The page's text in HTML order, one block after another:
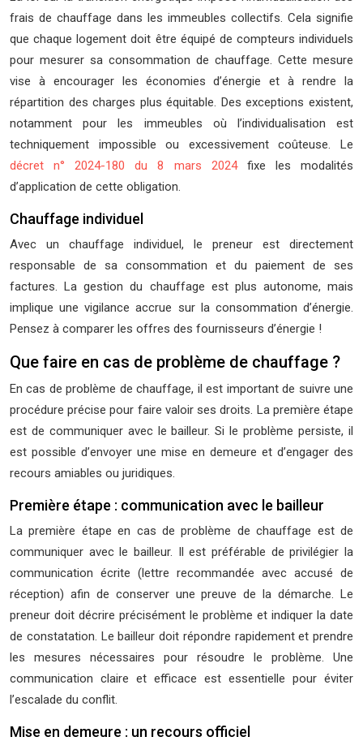
frais de chauffage dans les immeubles collectifs. Cela signifie
que chaque logement doit être équipé de compteurs individuels
pour mesurer sa consommation de chauffage. Cette mesure
vise à encourager les économies d’énergie et à rendre la
répartition des charges plus équitable. Des exceptions existent,
notamment pour les immeubles où l’individualisation est
techniquement impossible ou excessivement coûteuse. Le
décret n° 2024-180 du 8 mars 2024 fixe les modalités
d’application de cette obligation.
Chauffage individuel
Avec un chauffage individuel, le preneur est directement
responsable de sa consommation et du paiement de ses
factures. La gestion du chauffage est plus autonome, mais
implique une vigilance accrue sur la consommation d’énergie.
Pensez à comparer les offres des fournisseurs d’énergie !
Que faire en cas de problème de chauffage ?
En cas de problème de chauffage, il est important de suivre une
procédure précise pour faire valoir ses droits. La première étape
est de communiquer avec le bailleur. Si le problème persiste, il
est possible d’envoyer une mise en demeure et d’engager des
recours amiables ou juridiques.
Première étape : communication avec le bailleur
La première étape en cas de problème de chauffage est de
communiquer avec le bailleur. Il est préférable de privilégier la
communication écrite (lettre recommandée avec accusé de
réception) afin de conserver une preuve de la démarche. Le
preneur doit décrire précisément le problème et indiquer la date
de constatation. Le bailleur doit répondre rapidement et prendre
les mesures nécessaires pour résoudre le problème. Une
communication claire et efficace est essentielle pour éviter
l’escalade du conflit.
Mise en demeure : un recours officiel